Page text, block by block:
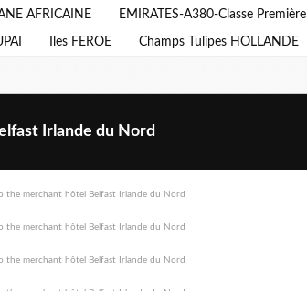
AFRICAINE EMIRATES-A380-Classe Première
Iles FEROE Champs Tulipes HOLLANDE
Irlande du Nord